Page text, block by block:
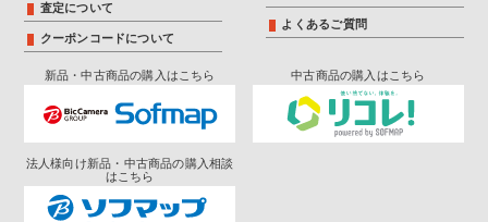
査定について
クーポンコードについて
よくあるご質問
新品・中古商品の購入はこちら 中古商品の購入はこちら
法人様向け新品・中古商品の購入相談
はこちら